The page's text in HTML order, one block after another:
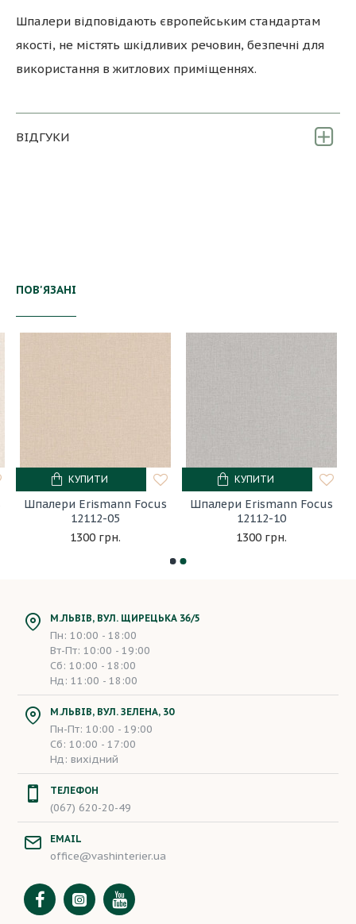
Шпалери відповідають європейським стандартам
якості, не містять шкідливих речовин, безпечні для
використання в житлових приміщеннях.
ВІДГУКИ
ПОВ'ЯЗАНІ
Шпалери Erismann Focus
12112-05
1300 грн.
КУПИТИ
Шпалери Erismann Focus
12112-10
1300 грн.
КУПИТИ
М.ЛЬВІВ, ВУЛ. ЩИРЕЦЬКА 36/5
Пн: 10:00 - 18:00
Вт-Пт: 10:00 - 19:00
Сб: 10:00 - 18:00
Нд: 11:00 - 18:00
М.ЛЬВІВ, ВУЛ. ЗЕЛЕНА, 30
Пн-Пт: 10:00 - 19:00
Сб: 10:00 - 17:00
Нд: вихідний
ТЕЛЕФОН
(067) 620-20-49
EMAIL
office@vashinterier.ua